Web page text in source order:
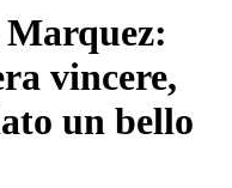
vincere,
un bello